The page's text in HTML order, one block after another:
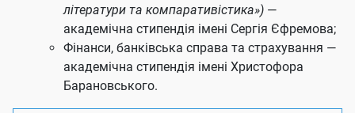
літератури та компаративістика») —
академічна стипендія імені Сергія Єфремова;
Фінанси, банківська справа та страхування —
академічна стипендія імені Христофора
Барановського.